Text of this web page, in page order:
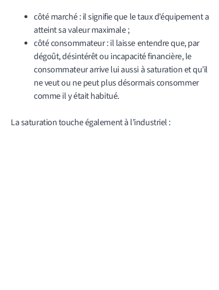
côté marché : il signifie que le taux d’équipement a
atteint sa valeur maximale ;
côté consommateur : il laisse entendre que, par
dégoût, désintérêt ou incapacité financière, le
consommateur arrive lui aussi à saturation et qu’il
ne veut ou ne peut plus désormais consommer
comme il y était habitué.
La saturation touche également à l’industriel :